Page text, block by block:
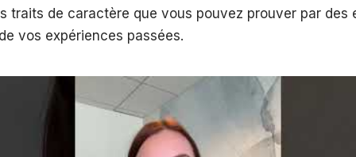
traits de caractère que vous pouvez prouver par des
vos expériences passées.